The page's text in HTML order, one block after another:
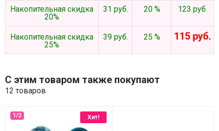
Накопительная скидка
20%
31 руб. 20 % 123 руб.
Накопительная скидка
25%
39 руб. 25 % 115 руб.
С этим товаром также покупают
12 товаров
Хит!